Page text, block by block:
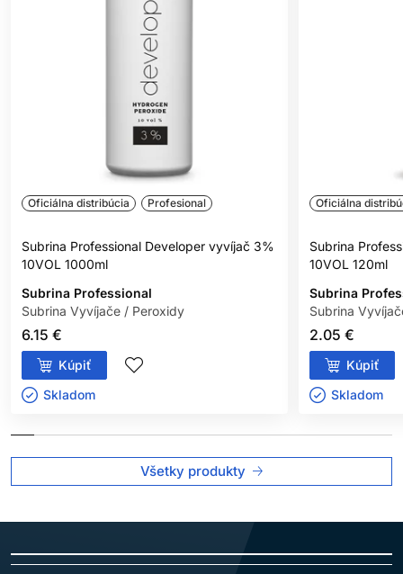
Oficiálna distribúcia Profesional
Subrina Professional Developer vyvíjač 3%
10VOL 1000ml
Subrina Professional
Subrina Vyvíjače / Peroxidy
6.15 €
Kúpiť
Skladom ㅤ
Oficiálna
Subrina
10VOL 120ml
Subrina
Subrina
2.05 €
Kúpiť
Skladom ㅤ
Všetky produkty